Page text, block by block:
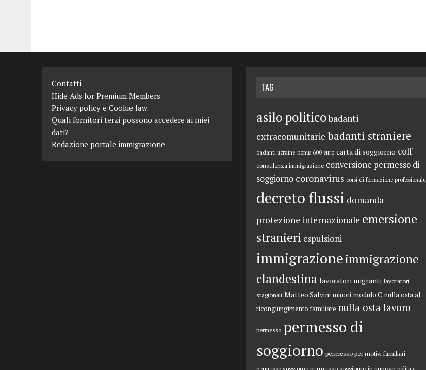
Contatti
Hide Ads for Premium Members
Privacy policy e Cookie law
Quali fornitori terzi possono accedere ai miei
dati?
Redazione portale immigrazione
TAG
asilo politicobadanti
extracomunitarie badanti straniere
badanti ucraine bonus 600 euro carta di soggiorno colf
consulenza immigrazione conversione permesso di
soggiorno coronavirus corsi di formazione professionale
decreto flussi domanda
protezione internazionale emersione
stranieri espulsioni
immigrazioneimmigrazione
clandestina lavoratori migranti lavoratori
stagionali Matteo Salvini minori modulo C nulla osta al
ricongiungimento familiare nulla osta lavoro
permesso permesso di
soggiorno permesso per motivi familiari